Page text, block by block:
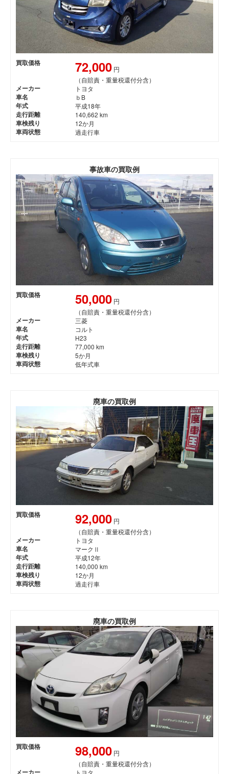
買取価格 72,000円
（自賠責・重量税還付分含）
メーカー
トヨタ
車名
ｂB
年式
平成18年
走行距離
140,662 km
車検残り
12か月
車両状態
過走行車
事故車の買取例
買取価格 50,000円
（自賠責・重量税還付分含）
メーカー
三菱
車名
コルト
年式
H23
走行距離
77,000 km
車検残り
5か月
車両状態
低年式車
廃車の買取例
買取価格 92,000円
（自賠責・重量税還付分含）
メーカー
トヨタ
車名
マークⅡ
年式
平成12年
走行距離
140,000 km
車検残り
12か月
車両状態
過走行車
廃車の買取例
買取価格 98,000円
（自賠責・重量税還付分含）
メーカー
トヨタ